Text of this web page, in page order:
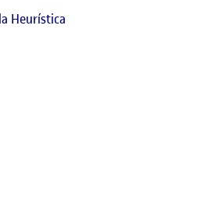
Heurística